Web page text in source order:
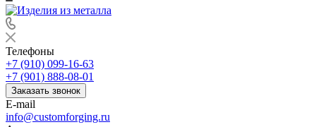
Телефоны
+7 (910) 099-16-63
+7 (901) 888-08-01
Заказать звонок
E-mail
info@customforging.ru